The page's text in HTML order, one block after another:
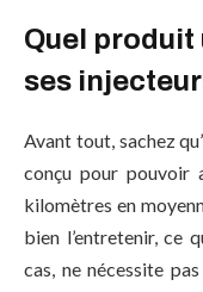
Quel
ses
Avant tout, sachez
conçu pour pouvoir
kilomètres en
bien l’entretenir, ce
cas, ne nécessite